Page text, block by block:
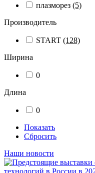
плазморез (5)
Производитель
START (128)
Ширина
0
Длина
0
Показать
Сбросить
Наши новости